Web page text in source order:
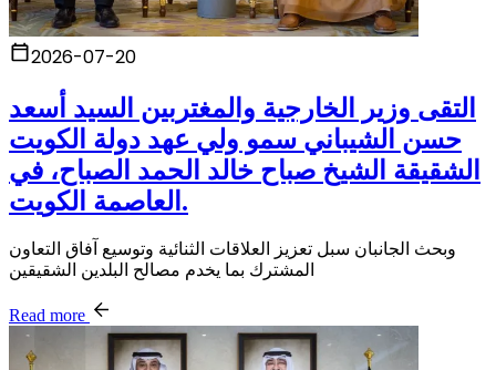
2026-07-20
التقى وزير الخارجية والمغتربين السيد أسعد
حسن الشيباني سمو ولي عهد دولة الكويت
الشقيقة الشيخ صباح خالد الحمد الصباح، في
العاصمة الكويت.
وبحث الجانبان سبل تعزيز العلاقات الثنائية وتوسيع آفاق التعاون
المشترك بما يخدم مصالح البلدين الشقيقين
Read more